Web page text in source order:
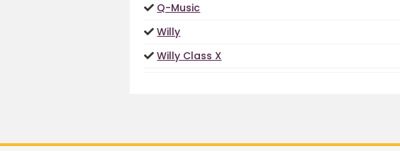
Q-Music
Willy
Willy Class X